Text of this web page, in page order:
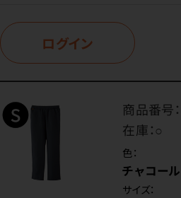
ログイン
商品番号：
在庫：○
色：
チャコール
サイズ：